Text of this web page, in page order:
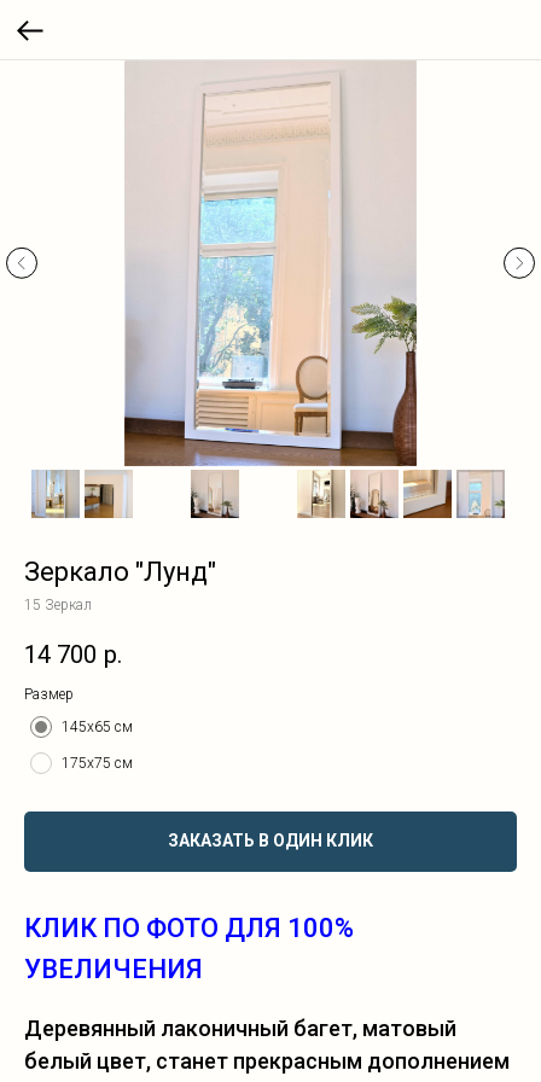
Зеркало "Лунд"
15 Зеркал
14 700 р.
Размер
145х65 см
175х75 см
ЗАКАЗАТЬ В ОДИН КЛИК
КЛИК ПО ФОТО ДЛЯ 100%
УВЕЛИЧЕНИЯ
Деревянный лаконичный багет, матовый
белый цвет, станет прекрасным дополнением